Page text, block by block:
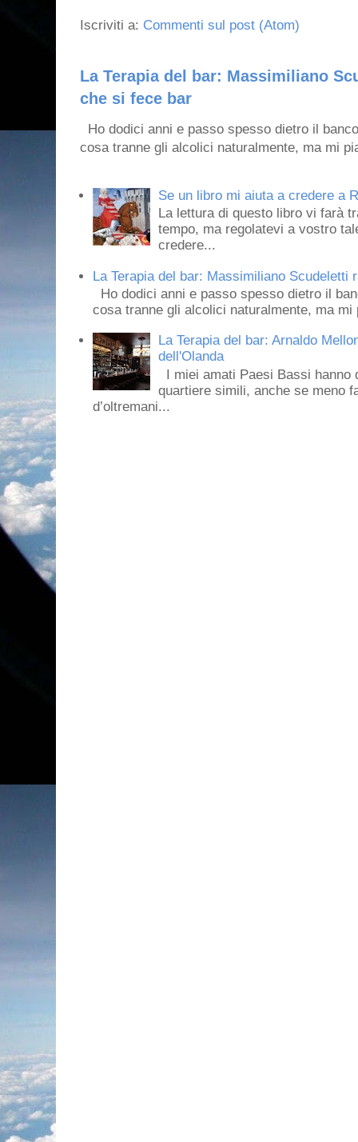
Iscriviti a: Commenti sul post (Atom)
La Terapia del bar: Massimiliano
che si fece bar
Ho dodici anni e passo spesso dietro il
cosa tranne gli alcolici naturalmente, ma mi
Se un libro mi aiuta a credere a
La lettura di questo libro vi farà
tempo, ma regolatevi a vostro
credere...
La Terapia del bar: Massimiliano
Ho dodici anni e passo spesso dietro il
cosa tranne gli alcolici naturalmente, ma mi
La Terapia del bar: Arnaldo
dell'Olanda
I miei amati Paesi Bassi
quartiere simili, anche se meno
d’oltremani...